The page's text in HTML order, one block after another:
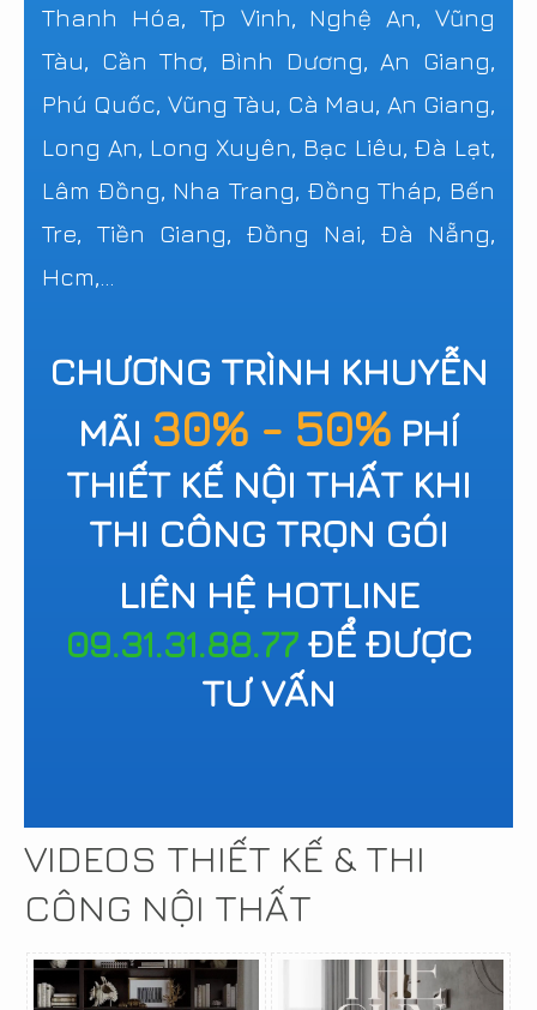
Thanh Hóa, Tp Vinh, Nghệ An, Vũng
Tàu, Cần Thơ, Bình Dương, An Giang,
Phú Quốc, Vũng Tàu, Cà Mau, An Giang,
Long An, Long Xuyên, Bạc Liêu, Đà Lạt,
Lâm Đồng, Nha Trang, Đồng Tháp, Bến
Tre, Tiền Giang, Đồng Nai, Đà Nẵng,
Hcm,...
CHƯƠNG TRÌNH KHUYỄN
MÃI 30% - 50% PHÍ
THIẾT KẾ NỘI THẤT KHI
THI CÔNG TRỌN GÓI
LIÊN HỆ HOTLINE
09.31.31.88.77ĐỂ ĐƯỢC
TƯ VẤN
VIDEOS THIẾT KẾ & THI
CÔNG NỘI THẤT